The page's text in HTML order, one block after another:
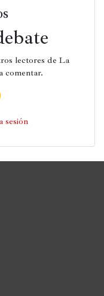
lectores de La
comentar.
sesión